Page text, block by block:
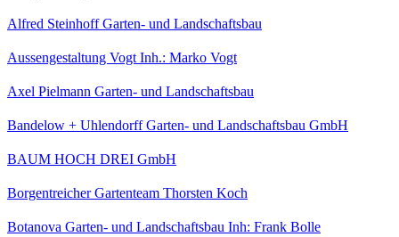
Alfred Steinhoff Garten- und Landschaftsbau
Aussengestaltung Vogt Inh.: Marko Vogt
Axel Pielmann Garten- und Landschaftsbau
Bandelow + Uhlendorff Garten- und Landschaftsbau GmbH
BAUM HOCH DREI GmbH
Borgentreicher Gartenteam Thorsten Koch
Botanova Garten- und Landschaftsbau Inh: Frank Bolle